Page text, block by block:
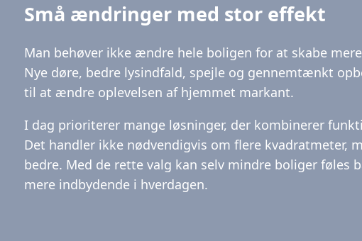
Små ændringer med stor effekt
Man behøver ikke ændre hele boligen for at skabe
Nye døre, bedre lysindfald, spejle og gennemtænkt
til at ændre oplevelsen af hjemmet markant.
I dag prioriterer mange løsninger, der kombinerer
Det handler ikke nødvendigvis om flere kvadratmeter,
bedre. Med de rette valg kan selv mindre boliger føles
mere indbydende i hverdagen.